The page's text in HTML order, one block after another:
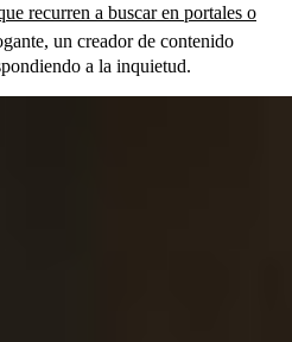
recurren a buscar en portales o
un creador de contenido
a la inquietud.